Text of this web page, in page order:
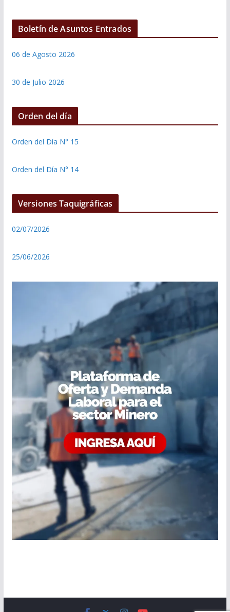
Boletín de Asuntos Entrados
06 de Agosto 2026
30 de Julio 2026
Orden del día
Orden del Día N° 15
Orden del Día N° 14
Versiones Taquigráficas
02/07/2026
25/06/2026